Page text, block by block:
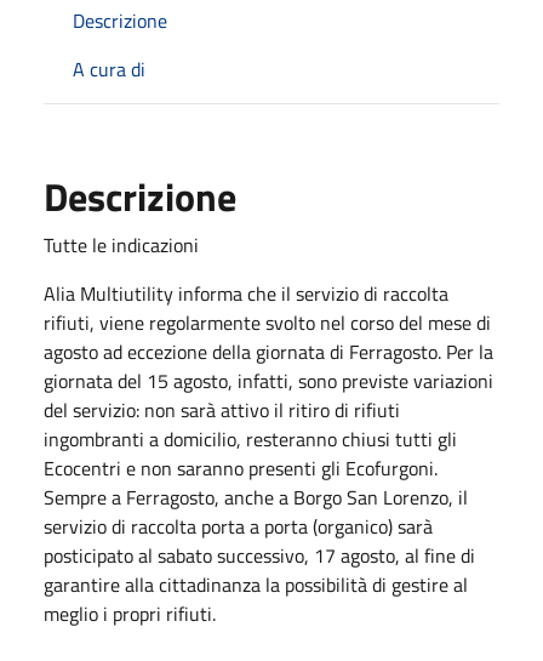
Descrizione
A cura di
Descrizione
Tutte le indicazioni
Alia Multiutility informa che il servizio di raccolta
rifiuti, viene regolarmente svolto nel corso del mese di
agosto ad eccezione della giornata di Ferragosto. Per la
giornata del 15 agosto, infatti, sono previste variazioni
del servizio: non sarà attivo il ritiro di rifiuti
ingombranti a domicilio, resteranno chiusi tutti gli
Ecocentri e non saranno presenti gli Ecofurgoni.
Sempre a Ferragosto, anche a Borgo San Lorenzo, il
servizio di raccolta porta a porta (organico) sarà
posticipato al sabato successivo, 17 agosto, al fine di
garantire alla cittadinanza la possibilità di gestire al
meglio i propri rifiuti.